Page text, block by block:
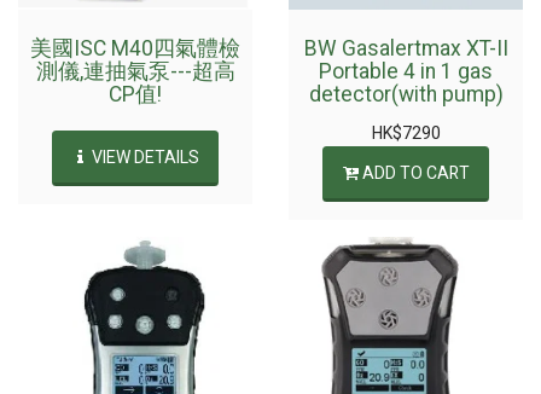
美國ISC M40四氣體檢
測儀,連抽氣泵---超高
CP值!
VIEW DETAILS
BW Gasalertmax XT-II
Portable 4 in 1 gas
detector(with pump)
HK$7290
ADD TO CART